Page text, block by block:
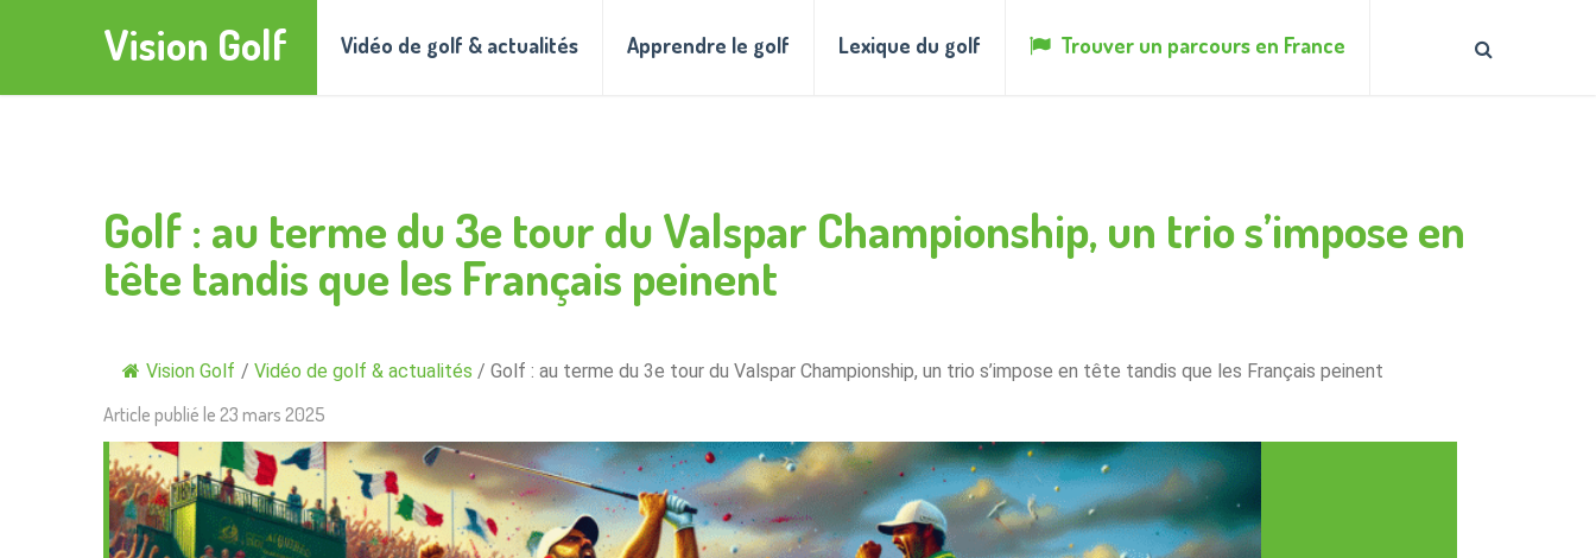
Vision Golf Vidéo de golf & actualités Apprendre le golf Lexique du golf Trouver un parcours en France
Golf : au terme du 3e tour du Valspar Championship, un trio s’impose en
tête tandis que les Français peinent
Vision Golf / Vidéo de golf & actualités / Golf : au terme du 3e tour du Valspar Championship, un trio s’impose en tête tandis que les Français peinent
Article publié le 23 mars 2025